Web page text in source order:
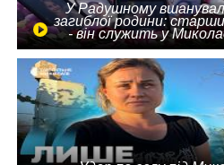
У Радушному
загиблої родини:
- він служить у